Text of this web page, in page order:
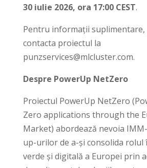
30 iulie 2026, ora 17:00 CEST.
Pentru informații
contacta proiectul la
punzservices@mlcluster.com.
Despre PowerUp NetZero
Proiectul PowerUp NetZero
Zero applications through the
Market) abordează nevoia
up-urilor de a-și consolida rolul
verde și digitală a Europei prin